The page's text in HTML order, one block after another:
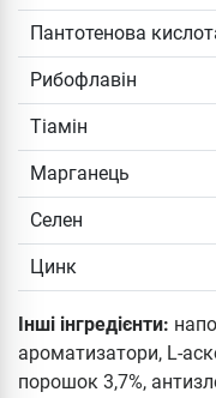
Пантотенова
Рибофлавін
Тіамін
Марганець
Селен
Цинк
Інші інгредієнти:
ароматизатори, L-
порошок 3,7%,